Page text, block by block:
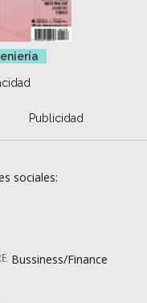
Publicidad
sociales:
Bussiness/Finance